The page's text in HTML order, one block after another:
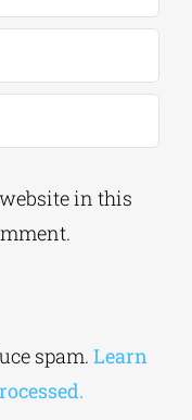
in this
spam. Learn